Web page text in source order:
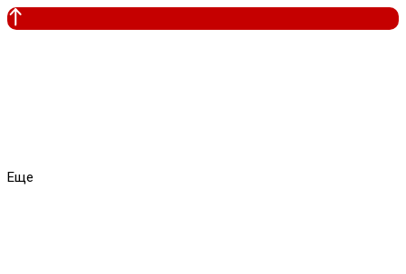
Еще